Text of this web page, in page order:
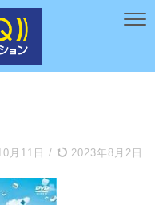
月11日 / 2023年8月2日